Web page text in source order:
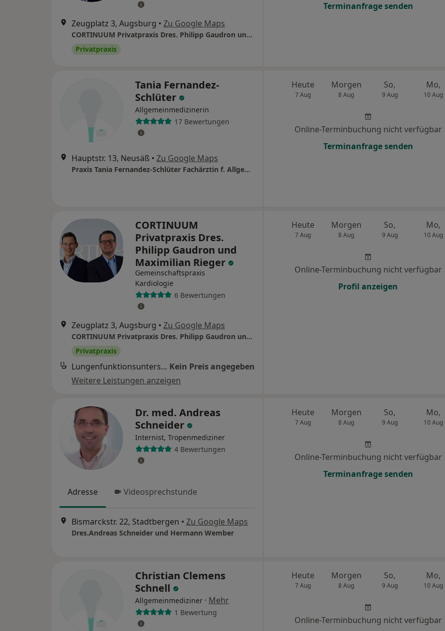
Zeugplatz 3, Augsburg • Zu Google Maps
CORTINUUM Privatpraxis Dres. Philipp Gaudron und Maximilian Rieger
Privatpraxis
Terminanfrage senden
Tania Fernandez-
Schlüter
Allgemeinmedizinerin
17 Bewertungen
Hauptstr. 13, Neusäß • Zu Google Maps
Praxis Tania Fernandez-Schlüter Fachärztin f. Allgemeinmedizin
Heute
7 Aug
Morgen
8 Aug
So,
9 Aug
Mo,
10 Aug
Online-Terminbuchung nicht verfügbar
Terminanfrage senden
CORTINUUM
Privatpraxis Dres.
Philipp Gaudron und
Maximilian Rieger
Gemeinschaftspraxis
Kardiologie
6 Bewertungen
Zeugplatz 3, Augsburg • Zu Google Maps
CORTINUUM Privatpraxis Dres. Philipp Gaudron und Maximilian Rieger
Privatpraxis
Lungenfunktionsuntersuchung Kein Preis angegeben
Weitere Leistungen anzeigen
Heute
7 Aug
Morgen
8 Aug
So,
9 Aug
Mo,
10 Aug
Online-Terminbuchung nicht verfügbar
Profil anzeigen
Dr. med. Andreas
Schneider
Internist, Tropenmediziner
4 Bewertungen
Adresse Videosprechstunde
Bismarckstr. 22, Stadtbergen • Zu Google Maps
Dres.Andreas Schneider und Hermann Wember
Heute
7 Aug
Morgen
8 Aug
So,
9 Aug
Mo,
10 Aug
Online-Terminbuchung nicht verfügbar
Terminanfrage senden
Christian Clemens
Schnell
Allgemeinmediziner · Mehr
1 Bewertung
Heute
7 Aug
Morgen
8 Aug
So,
9 Aug
Mo,
10 Aug
Online-Terminbuchung nicht verfügbar